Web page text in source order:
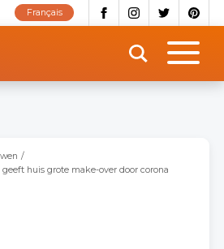
Français
huis grote make-over door corona